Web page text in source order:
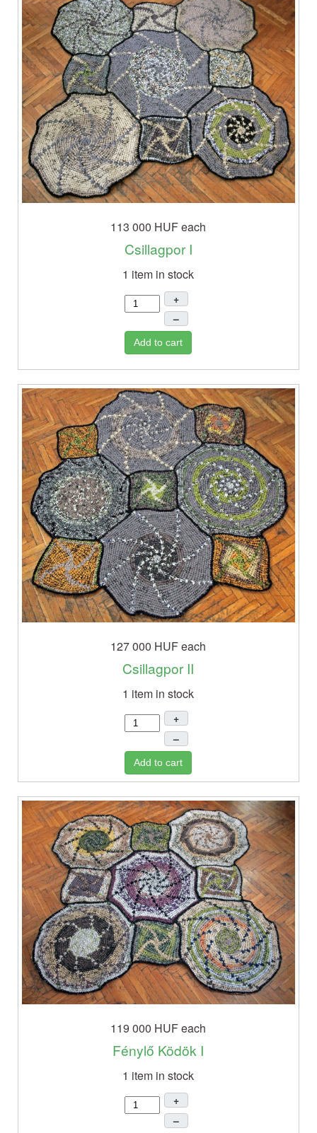
113 000 HUFeach
Csillagpor I
1 item in stock
+
–
Add to cart
127 000 HUFeach
Csillagpor II
1 item in stock
+
–
Add to cart
119 000 HUFeach
Fénylő Ködök I
1 item in stock
+
–